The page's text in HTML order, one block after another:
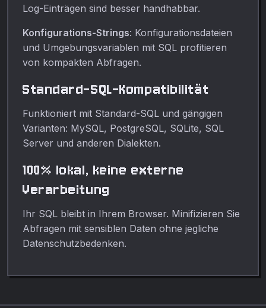
Log-Einträgen sind besser handhabbar.
Konfigurations-Strings: Konfigurationsdateien
und Umgebungsvariablen mit SQL profitieren
von kompakten Abfragen.
Standard-SQL-Kompatibilität
Funktioniert mit Standard-SQL und gängigen
Varianten: MySQL, PostgreSQL, SQLite, SQL
Server und anderen Dialekten.
100% lokal, keine externe
Verarbeitung
Ihr SQL bleibt in Ihrem Browser. Minifizieren Sie
Abfragen mit sensiblen Daten ohne jegliche
Datenschutzbedenken.